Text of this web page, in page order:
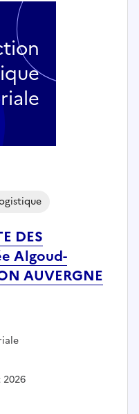
DES
Algoud-
AUVERGNE